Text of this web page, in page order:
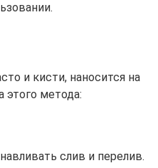
и кисти, наносится на
этого метода:
слив и перелив.